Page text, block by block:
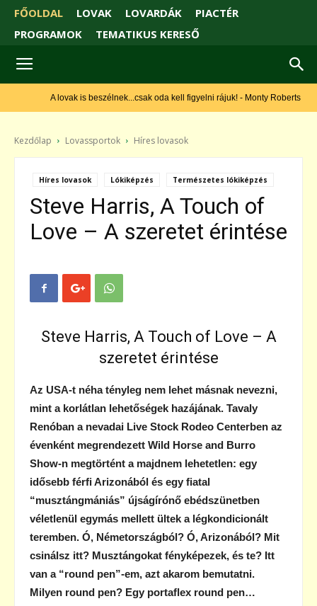
FŐOLDAL LOVAK LOVARDÁK
PIACTÉR
PROGRAMOK
TEMATIKUS KERESŐ
A lovak is beszélnek...csak oda kell figyelni rájuk! - Monty Roberts
Kezdőlap Lovassportok Híres lovasok
Híres lovasok Lókiképzés Természetes lókiképzés
Steve Harris, A Touch of
Love – A szeretet érintése
Steve Harris, A Touch of Love – A
szeretet érintése
Az USA-t néha tényleg nem lehet másnak nevezni,
mint a korlátlan lehetőségek hazájának. Tavaly
Renóban a nevadai Live Stock Rodeo Centerben az
évenként megrendezett Wild Horse and Burro
Show-n megtörtént a majdnem lehetetlen: egy
idősebb férfi Arizonából és egy fiatal
“musztángmániás” újságírónő ebédszünetben
véletlenül egymás mellett ültek a légkondicionált
teremben. Ó, Németországból? Ó, Arizonából? Mit
csinálsz itt? Musztángokat fényképezek, és te? Itt
van a “round pen”-em, azt akarom bemutatni.
Milyen round pen? Egy portaflex round pen…